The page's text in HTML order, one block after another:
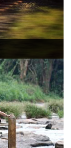
，
。